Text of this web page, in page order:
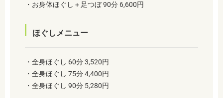
・お身体ほぐし＋足つぼ 90分 6,600円
ほぐしメニュー
・全身ほぐし 60分 3,520円
・全身ほぐし 75分 4,400円
・全身ほぐし 90分 5,280円